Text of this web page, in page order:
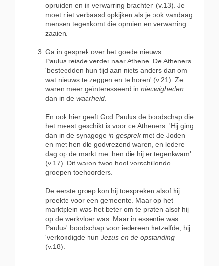
opruiden en in verwarring brachten (v.13). Je
moet niet verbaasd opkijken als je ook vandaag
mensen tegenkomt die opruien en verwarring
zaaien.
Ga in gesprek over het goede nieuws
Paulus reisde verder naar Athene. De Atheners
'besteedden hun tijd aan niets anders dan om
wat nieuws te zeggen en te horen' (v.21). Ze
waren meer geïnteresseerd in nieuwigheden
dan in de waarheid
En ook hier geeft God Paulus de boodschap die
het meest geschikt is voor de Atheners. 'Hij ging
dan in de synagoge in gesprekmet de Joden
en met hen die godvrezend waren, en iedere
dag op de markt met hen die hij er tegenkwam'
(v.17). Dit waren twee heel verschillende
groepen toehoorders.
De eerste groep kon hij toespreken alsof hij
preekte voor een gemeente. Maar op het
marktplein was het beter om te praten alsof hij
op de werkvloer was. Maar in essentie was
Paulus' boodschap voor iedereen hetzelfde; hij
'verkondigde hun Jezus en de opstanding'
(v.18).